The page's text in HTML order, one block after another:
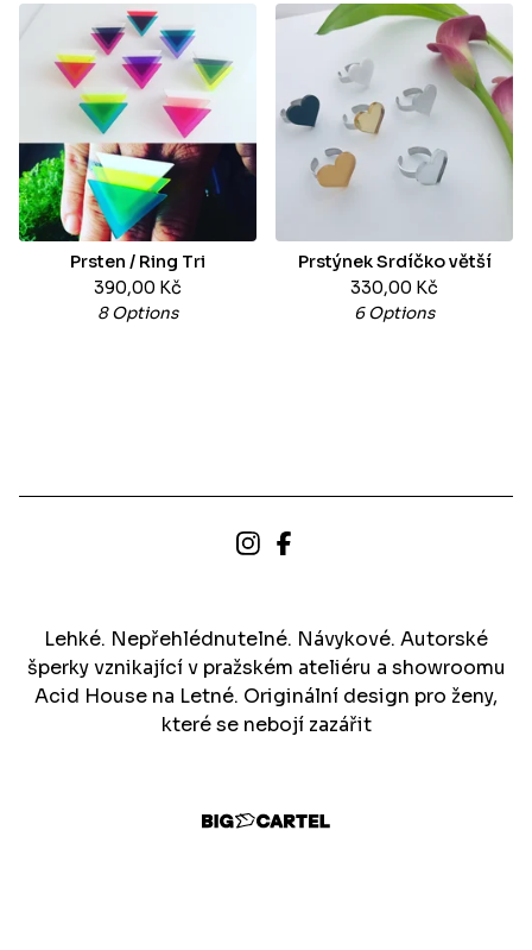
Prsten / Ring Tri
390,00 Kč
8 Options
Prstýnek Srdíčko větší
330,00 Kč
6 Options
Lehké. Nepřehlédnutelné. Návykové. Autorské
šperky vznikající v pražském ateliéru a showroomu
Acid House na Letné. Originální design pro ženy,
které se nebojí zazářit